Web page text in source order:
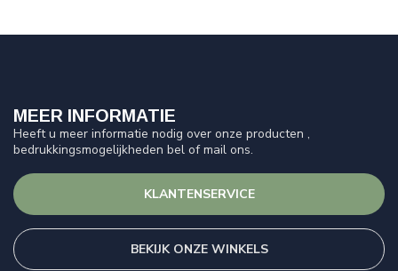
MEER INFORMATIE
Heeft u meer informatie nodig over onze producten ,
bedrukkingsmogelijkheden bel of mail ons.
KLANTENSERVICE
BEKIJK ONZE WINKELS